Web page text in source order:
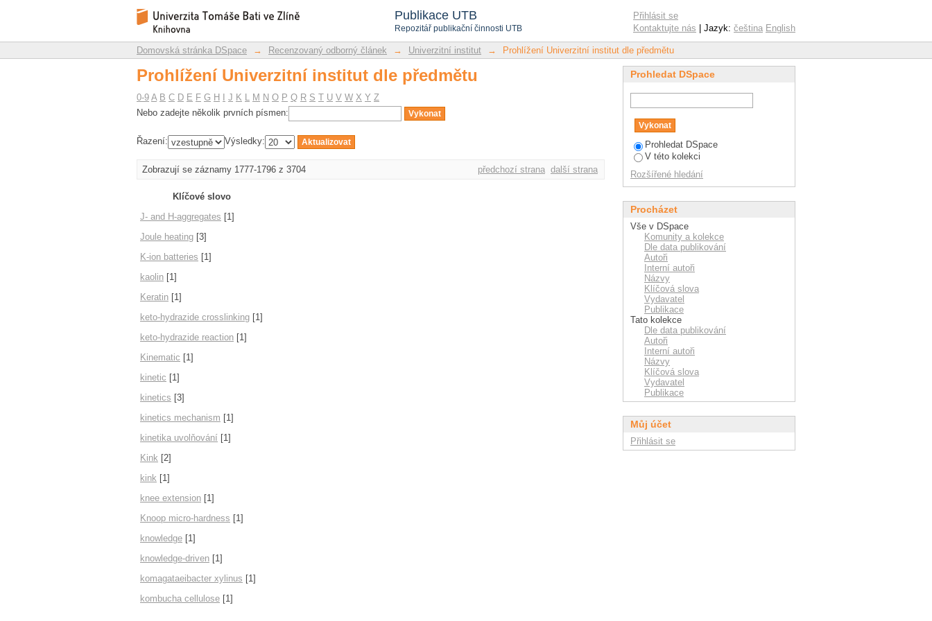
Publikace UTB
Repozitář publikační činnosti UTB
Prohlížení Univerzitní institut dle předmětu
Repozitář DSpace/Manakin
Přihlásit se
Kontaktujte nás | Jazyk: čeština English
Domovská stránka DSpace → Recenzovaný odborný článek → Univerzitní institut → Prohlížení Univerzitní institut dle předmětu
Prohlížení Univerzitní institut dle předmětu
0-9 A B C D E F G H J K L M N O P Q R S T U V W X Y Z
Nebo zadejte několik prvních písmen:
Řazení: Výsledky:
Zobrazují se záznamy 1777-1796 z 3704 předchozí strana další strana
Klíčové slovo
J- and H-aggregates [1]
Joule heating [3]
K-ion batteries [1]
kaolin [1]
Keratin [1]
keto-hydrazide crosslinking [1]
keto-hydrazide reaction [1]
Kinematic [1]
kinetic [1]
kinetics [3]
kinetics mechanism [1]
kinetika uvolňování [1]
Kink [2]
kink [1]
knee extension [1]
Knoop micro-hardness [1]
knowledge [1]
knowledge-driven [1]
komagataeibacter xylinus [1]
kombucha cellulose [1]
Prohledat DSpace
Prohledat DSpace
V této kolekci
Rozšířené hledání
Procházet
Vše v DSpace
Komunity a kolekce
Dle data publikování
Autoři
Interní autoři
Názvy
Klíčová slova
Vydavatel
Publikace
Tato kolekce
Dle data publikování
Autoři
Interní autoři
Názvy
Klíčová slova
Vydavatel
Publikace
Můj účet
Přihlásit se